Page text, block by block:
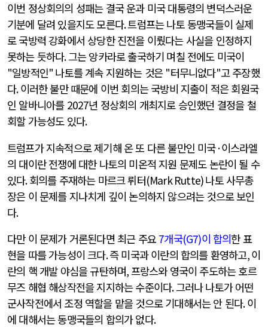
이번 정상회의의 성패는 결국 운과 미국 대통령의 변덕스러운
기분에 달려 있을지도 모른다.트럼프는 나토 동맹국들이 실제
로 국방력 강화에서 상당한 진전을 이뤘다는 사실을 인정하지
못하는 듯하다.그는 앙카라로 출국하기 며칠 전에도 미국이
"일방적인" 나토를 계속 지원하는 것은 "터무니없다"고 주장했
다.이러한 불만 때문에 이번 회의는 국방비 지출이 적은 회원국
인 알바니아를 2027년 정상회의 개최지로 승인했던 결정을 철
회할 가능성도 있다.
트럼프가 지속적으로 제기해 온 또 다른 불만인 미국·이스라엘
의 대이란 전쟁에 대한 나토의 미온적 지원 문제도 논란이 될 수
있다.회의를 주재하는 마르크 뤼터(Mark Rutte)나토 사무총
장은 이 문제를 지나치게 깊이 논의하지 않으려는 것으로 보인
다.
다만 이 문제가 거론된다면 최근 주요 7개국(G7)이 합의한 표
현을 따를 가능성이 크다.즉 미국과 이란의 합의를 환영하고,이
란의 핵 개발 야심을 규탄하며,프랑스와 영국이 주도하는 호르
무즈 해협 해상작전을 지지하는 수준이다.그러나 나토가 어떤
군사작전에서 조정 역할을 맡을 것으로 기대해서는 안 된다.이
에 대해서는 동맹국들의 합의가 없다.